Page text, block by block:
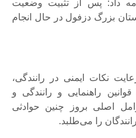
داد: پس از تثبیت وضعیت
بزرگ دزفول در حال انجام
نکات ایمنی در رانندگی،
راهنمایی و رانندگی و
اصلی بروز چنین حوادثی
را می‌طلبد.